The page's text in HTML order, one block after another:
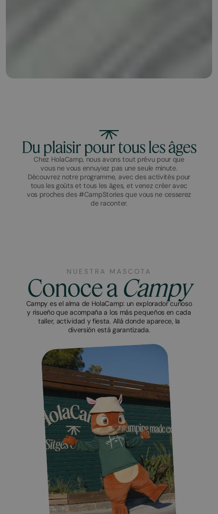
Du plaisir pour tous les âges
Chez HolaCamp, nous avons tout prévu pour que
vous ne vous ennuyiez pas une seule minute.
Découvrez notre programme, avec des activités pour
tous les goûts et tous les âges, et venez créer avec
vos proches des #CampStories que vous ne cesserez
de raconter.
NUESTRA MASCOTA
Conoce aCampy
Campy es el alma de HolaCamp: un explorador curioso
y risueño que acompaña a los más pequeños en cada
taller, actividad y fiesta. Allá donde aparece, la
diversión está garantizada.